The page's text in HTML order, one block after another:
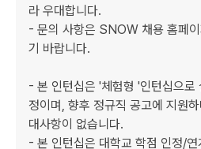
라 우대합니다.
- 문의 사항은 SNOW 채용 홈페이
기 바랍니다.
- 본 인턴십은 '체험형 '인턴십으로
정이며, 향후 정규직 공고에 지원
대사항이 없습니다.
- 본 인턴십은 대학교 학점 인정/